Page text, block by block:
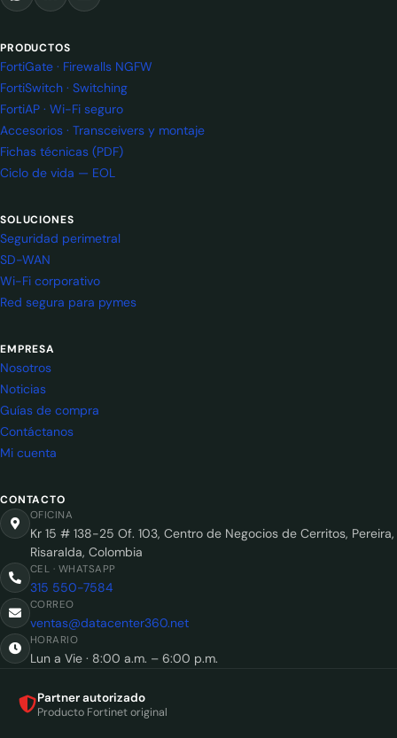
PRODUCTOS
FortiGate · Firewalls NGFW
FortiSwitch · Switching
FortiAP · Wi-Fi seguro
Accesorios · Transceivers y montaje
Fichas técnicas (PDF)
Ciclo de vida — EOL
SOLUCIONES
Seguridad perimetral
SD-WAN
Wi-Fi corporativo
Red segura para pymes
EMPRESA
Nosotros
Noticias
Guías de compra
Contáctanos
Mi cuenta
CONTACTO
OFICINA
Kr 15 # 138-25 Of. 103, Centro de Negocios de Cerritos, Pereira,
Risaralda, Colombia
CEL · WHATSAPP
315 550-7584
CORREO
ventas@datacenter360.net
HORARIO
Lun a Vie · 8:00 a.m. – 6:00 p.m.
Partner autorizado
Producto Fortinet original